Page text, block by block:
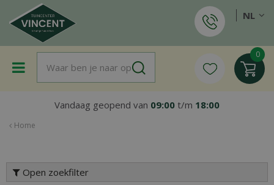
a
Home
Vandaag geopend van 09:00 t/m 18:00
NL
Open zoekfilter